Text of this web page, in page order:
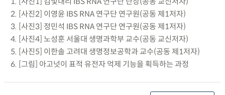
2. [사진2] 이영윤 IBS RNA 연구단 연구원(공동 제1저자)
3. [사진3] 정민석 IBS RNA 연구단 연구원(공동 제1저자)
4. [사진4] 노성훈 서울대 생명과학부 교수(공동 교신저자)
5. [사진5] 이한솔 고려대 생명정보공학과 교수(공동 제1저자)
6. [그림] 아고넛이 표적 유전자 억제 기능을 획득하는 과정